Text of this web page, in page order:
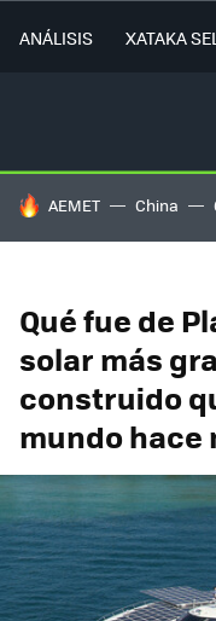
ANÁLISIS XATAKA
HOY SE HABLA DE
AEMET China
Qué fue de
solar más
construido
mundo hace